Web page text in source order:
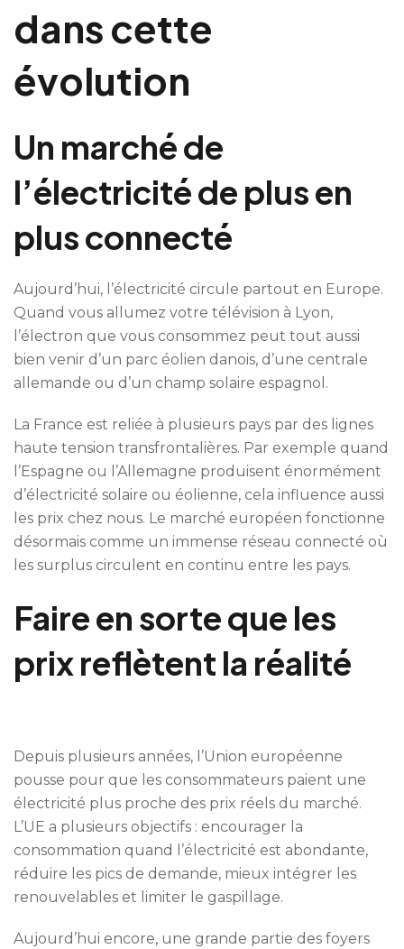
dans cette
évolution
Un marché de
l’électricité de plus en
plus connecté
Aujourd’hui, l’électricité circule partout en Europe.
Quand vous allumez votre télévision à Lyon,
l’électron que vous consommez peut tout aussi
bien venir d’un parc éolien danois, d’une centrale
allemande ou d’un champ solaire espagnol.
La France est reliée à plusieurs pays par des lignes
haute tension transfrontalières. Par exemple quand
l’Espagne ou l’Allemagne produisent énormément
d’électricité solaire ou éolienne, cela influence aussi
les prix chez nous. Le marché européen fonctionne
désormais comme un immense réseau connecté où
les surplus circulent en continu entre les pays.
Faire en sorte que les
prix reflètent la réalité
Depuis plusieurs années, l’Union européenne
pousse pour que les consommateurs paient une
électricité plus proche des prix réels du marché.
L’UE a plusieurs objectifs : encourager la
consommation quand l’électricité est abondante,
réduire les pics de demande, mieux intégrer les
renouvelables et limiter le gaspillage.
Aujourd’hui encore, une grande partie des foyers